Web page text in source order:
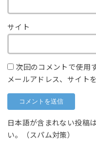
サイト
次回のコメントで使用
メールアドレス、サイト
日本語が含まれない投稿
い。（スパム対策）